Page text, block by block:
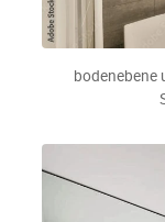
bodenebene